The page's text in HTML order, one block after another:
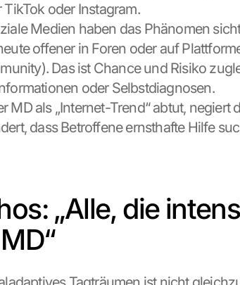
TikTok oder Instagram.
Medien haben das Phänomen
offener in Foren oder auf
Das ist Chance und Risiko
oder Selbstdiagnosen.
MD als „Internet-Trend“ abtut, negiert
dass Betroffene ernsthafte Hilfe
„Alle, die